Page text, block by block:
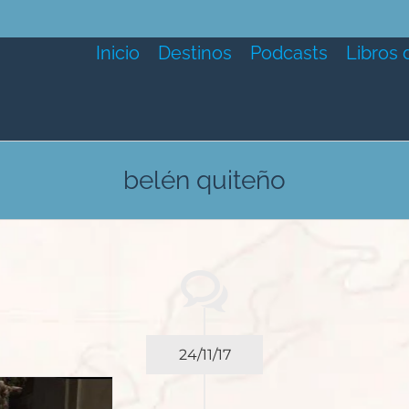
Inicio Destinos Podcasts Libros
belén quiteño
24/11/17